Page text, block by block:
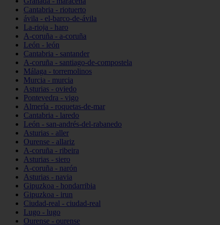
Cantabria - riotuerto
ávila - el-barco-de-ávila
La-rioja - haro
A-coruña - a-coruña
León - león
Cantabria - santander
A-coruña - santiago-de-compostela
Málaga - torremolinos
Murcia - murcia
Asturias - oviedo
Pontevedra - vigo
Almería - roquetas-de-mar
Cantabria - laredo
León - san-andrés-del-rabanedo
Asturias - aller
Ourense - allariz
A-coruña - ribeira
Asturias - siero
A-coruña - narón
Asturias - navia
Gipuzkoa - hondarribia
Gipuzkoa - irun
Ciudad-real - ciudad-real
Lugo - lugo
Ourense - ourense